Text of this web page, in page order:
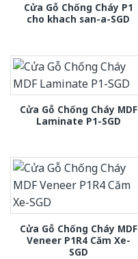
Cửa Gỗ Chống Cháy P1
cho khach san-a-SGD
Cửa Gỗ Chống Cháy MDF
Laminate P1-SGD
Cửa Gỗ Chống Cháy MDF
Veneer P1R4 Căm Xe-
SGD